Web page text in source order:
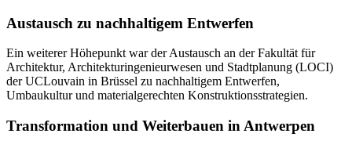
Austausch zu nachhaltigem Entwerfen
Ein weiterer Höhepunkt war der Austausch an der Fakultät für
Architektur, Architekturingenieurwesen und Stadtplanung (LOCI)
der UCLouvain in Brüssel zu nachhaltigem Entwerfen,
Umbaukultur und materialgerechten Konstruktionsstrategien.
Transformation und Weiterbauen in Antwerpen